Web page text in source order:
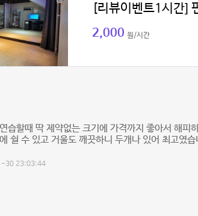
[리뷰이벤트1시간]
2,000 원/시간
습할때 딱 제약없는 크기에 가격까지 좋아서 해피
쉴 수 있고 거울도 깨끗하니 두개나 있어 최고였습
30 23:03:44